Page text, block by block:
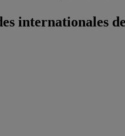
internationales